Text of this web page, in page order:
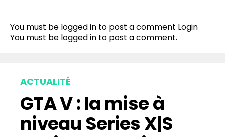
You must be logged in to post a comment Login
You must be logged in to post a comment.
ACTUALITÉ
GTA V : la mise à
niveau Series X|S